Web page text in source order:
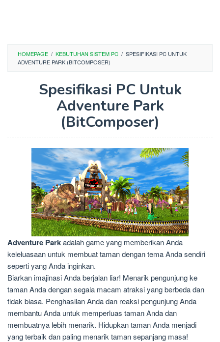
HOMEPAGE / KEBUTUHAN SISTEM PC / SPESIFIKASI PC UNTUK
ADVENTURE PARK (BITCOMPOSER)
Spesifikasi PC Untuk
Adventure Park
(BitComposer)
Adventure Parkadalah game yang memberikan Anda
keleluasaan untuk membuat taman dengan tema Anda sendiri
seperti yang Anda inginkan.
Biarkan imajinasi Anda berjalan liar! Menarik pengunjung ke
taman Anda dengan segala macam atraksi yang berbeda dan
tidak biasa. Penghasilan Anda dan reaksi pengunjung Anda
membantu Anda untuk memperluas taman Anda dan
membuatnya lebih menarik. Hidupkan taman Anda menjadi
yang terbaik dan paling menarik taman sepanjang masa!